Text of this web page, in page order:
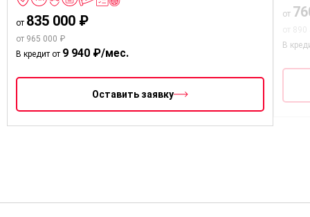
от 835 000 ₽
от 965 000 ₽
В кредит от 9 940 ₽/мес.
Оставить заявку
от
В